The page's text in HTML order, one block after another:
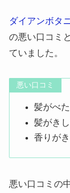
ダイアンボタ
の悪い口コミ
ていました。
悪い口コミ
髪がべた
髪がき
香りが
悪い口コミの